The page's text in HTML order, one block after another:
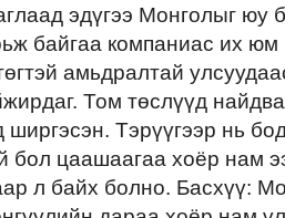
эдүгээ Монголыг юу
байгаа компаниас их
амьдралтай
Том төслүүд
ширгэсэн. Тэрүүгээр нь
бол цаашаагаа хоёр нам
л байх болно. Басхүү: